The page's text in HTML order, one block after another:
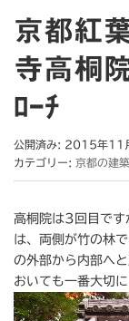
京都紅
寺高桐
ﾛｰﾁ
公開済み: 2015年11
カテゴリー: 京都の建
高桐院は3回目です
は、両側が竹の林
の外部から内部へ
おいても一番大切